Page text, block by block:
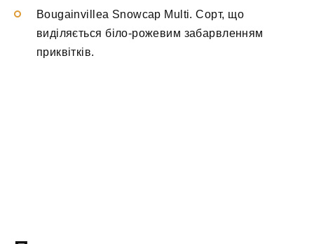
Bougainvillea Snowcap Multi. Сорт, що
виділяється біло-рожевим забарвленням
приквітків.